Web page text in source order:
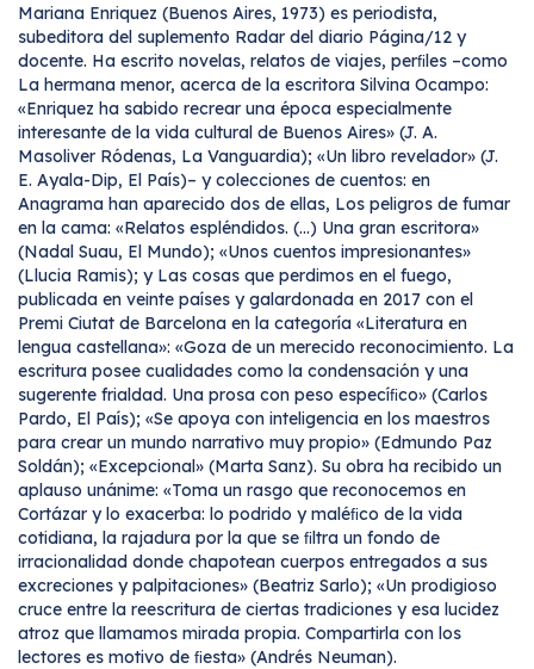
Mariana Enriquez (Buenos Aires, 1973) es periodista,
subeditora del suplemento Radar del diario Página/12 y
docente. Ha escrito novelas, relatos de viajes, perﬁles –como
La hermana menor, acerca de la escritora Silvina Ocampo:
«Enriquez ha sabido recrear una época especialmente
interesante de la vida cultural de Buenos Aires» (J. A.
Masoliver Ródenas, La Vanguardia); «Un libro revelador» (J.
E. Ayala-Dip, El País)– y colecciones de cuentos: en
Anagrama han aparecido dos de ellas, Los peligros de fumar
en la cama: «Relatos espléndidos. (...) Una gran escritora»
(Nadal Suau, El Mundo); «Unos cuentos impresionantes»
(Llucia Ramis); y Las cosas que perdimos en el fuego,
publicada en veinte países y galardonada en 2017 con el
Premi Ciutat de Barcelona en la categoría «Literatura en
lengua castellana»: «Goza de un merecido reconocimiento. La
escritura posee cualidades como la condensación y una
sugerente frialdad. Una prosa con peso especíﬁco» (Carlos
Pardo, El País); «Se apoya con inteligencia en los maestros
para crear un mundo narrativo muy propio» (Edmundo Paz
Soldán); «Excepcional» (Marta Sanz). Su obra ha recibido un
aplauso unánime: «Toma un rasgo que reconocemos en
Cortázar y lo exacerba: lo podrido y maléﬁco de la vida
cotidiana, la rajadura por la que se ﬁltra un fondo de
irracionalidad donde chapotean cuerpos entregados a sus
excreciones y palpitaciones» (Beatriz Sarlo); «Un prodigioso
cruce entre la reescritura de ciertas tradiciones y esa lucidez
atroz que llamamos mirada propia. Compartirla con los
lectores es motivo de ﬁesta» (Andrés Neuman).